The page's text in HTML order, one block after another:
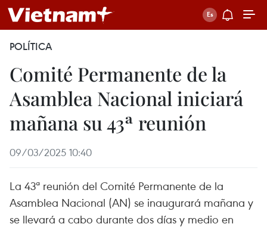
POLÍTICA
Comité Permanente de la
Asamblea Nacional iniciará
mañana su 43ª reunión
09/03/2025 10:40
La 43ª reunión del Comité Permanente de la
Asamblea Nacional (AN) se inaugurará mañana y
se llevará a cabo durante dos días y medio en